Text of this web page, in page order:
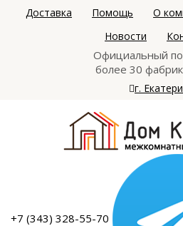
Доставка Помощь О
Новости
Официальный
более 30
г.
+7 (343) 328-55-70